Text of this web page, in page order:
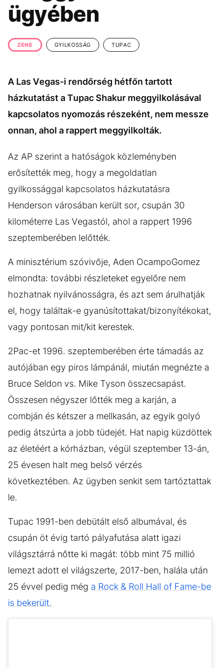
KÖZÉLET
ÉLETMÓD
BESZÉLGETÉSEK ARCOK
GASZTRO
ügyében
ZENE GYILKOSSÁG TUPAC
A Las Vegas-i rendőrség hétfőn tartott
házkutatást a Tupac Shakur meggyilkolásával
kapcsolatos nyomozás részeként, nem messze
onnan, ahol a rappert meggyilkolták.
Az AP szerint a hatóságok közleményben
erősítették meg, hogy a megoldatlan
gyilkossággal kapcsolatos házkutatásra
Henderson városában került sor, csupán 30
kilométerre Las Vegastól, ahol a rappert 1996
szeptemberében lelőtték.
A minisztérium szóvivője, Aden OcampoGomez
elmondta: további részleteket egyelőre nem
hozhatnak nyilvánosságra, és azt sem árulhatják
el, hogy találtak-e gyanúsítottakat/bizonyítékokat,
vagy pontosan mit/kit kerestek.
2Pac-et 1996. szeptemberében érte támadás az
autójában egy piros lámpánál, miután megnézte a
Bruce Seldon vs. Mike Tyson összecsapást.
Összesen négyszer lőtték meg a karján, a
combján és kétszer a mellkasán, az egyik golyó
pedig átszúrta a jobb tüdejét. Hat napig küzdöttek
az életéért a kórházban, végül szeptember 13-án,
25 évesen halt meg belső vérzés
következtében. Az ügyben senkit sem tartóztattak
le.
Tupac 1991-ben debütált első albumával, és
csupán öt évig tartó pályafutása alatt igazi
világsztárrá nőtte ki magát: több mint 75 millió
lemezt adott el világszerte, 2017-ben, halála után
25 évvel pedig még a Rock & Roll Hall of Fame-be
is bekerült.